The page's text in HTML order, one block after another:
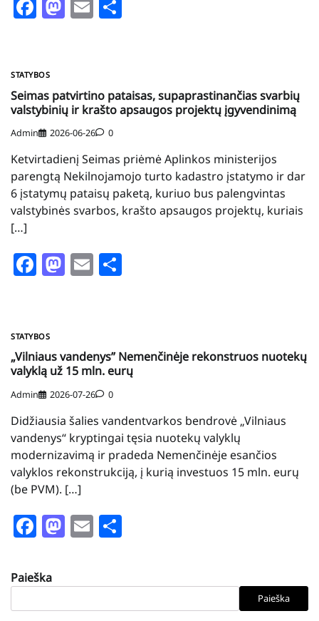
Facebook
Mastodon
Email
STATYBOS
Seimas patvirtino pataisas, supaprastinančias svarbių
valstybinių ir krašto apsaugos projektų įgyvendinimą
Admin 2026-06-26 0
Ketvirtadienį Seimas priėmė Aplinkos ministerijos
parengtą Nekilnojamojo turto kadastro įstatymo ir dar
6 įstatymų pataisų paketą, kuriuo bus palengvintas
valstybinės svarbos, krašto apsaugos projektų, kuriais
[…]
Facebook
Mastodon
Email
STATYBOS
„Vilniaus vandenys” Nemenčinėje rekonstruos nuotekų
valyklą už 15 mln. eurų
Admin 2026-07-26 0
Didžiausia šalies vandentvarkos bendrovė „Vilniaus
vandenys“ kryptingai tęsia nuotekų valyklų
modernizavimą ir pradeda Nemenčinėje esančios
valyklos rekonstrukciją, į kurią investuos 15 mln. eurų
(be PVM). […]
Facebook
Mastodon
Email
Paieška
Paieška